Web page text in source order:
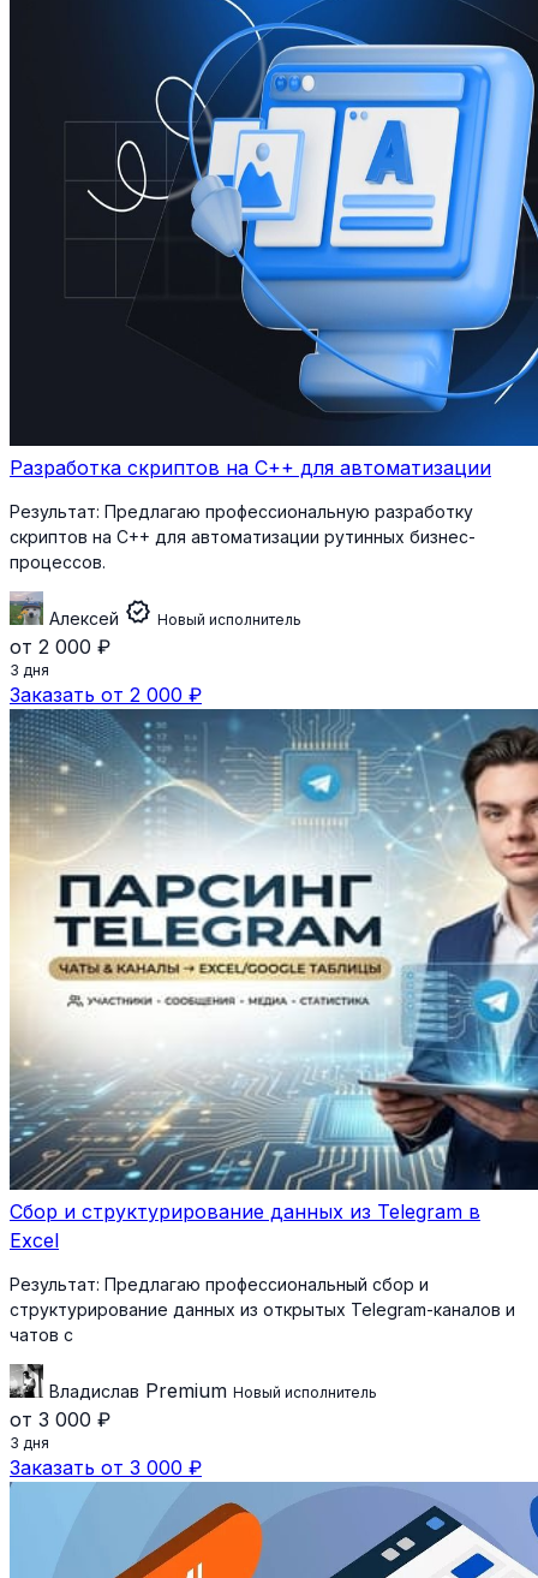
Разработка скриптов на C++ для автоматизации
Результат: Предлагаю профессиональную разработку
скриптов на C++ для автоматизации рутинных бизнес-
процессов.
Алексей verified Новый исполнитель
от 2 000 ₽
3 дня
Заказать от 2 000 ₽
Сбор и структурирование данных из Telegram в
Excel
Результат: Предлагаю профессиональный сбор и
структурирование данных из открытых Telegram-каналов и
чатов с
Владислав Premium Новый исполнитель
от 3 000 ₽
3 дня
Заказать от 3 000 ₽